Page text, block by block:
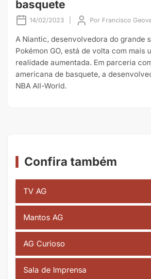
basquete
14/02/2023 Por Francisco
A Niantic, desenvolvedora do grande
Pokémon GO, está de volta com mais
realidade aumentada. Em parceria
americana de basquete, a
NBA All-World.
Confira também
TV AG
Mantos AG
AG Curioso
Sala de Imprensa